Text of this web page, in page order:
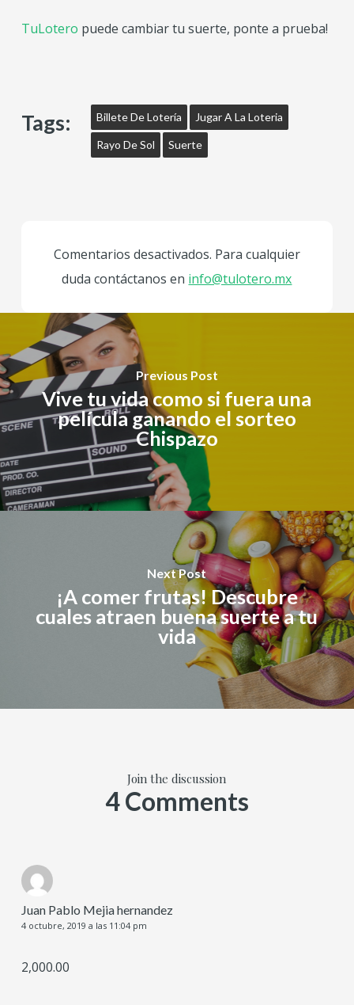
TuLotero puede cambiar tu suerte, ponte a prueba!
Tags: Billete De Lotería Jugar A La Loteria
Rayo De Sol Suerte
Comentarios desactivados. Para cualquier
duda contáctanos en info@tulotero.mx
Previous Post
Vive tu vida como si fuera una
película ganando el sorteo
Chispazo
Next Post
¡A comer frutas! Descubre
cuales atraen buena suerte a tu
vida
Join the discussion
4 Comments
Juan Pablo Mejia hernandez
4 octubre, 2019 a las 11:04 pm
2,000.00